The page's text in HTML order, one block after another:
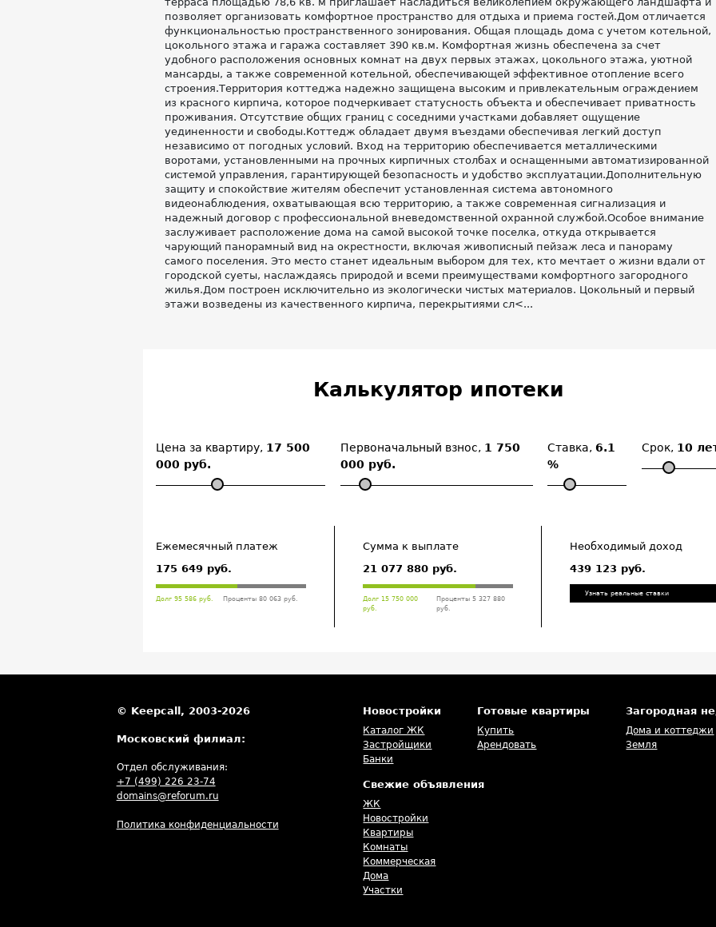
позволяет организовать комфортное пространство для отдыха и приема гостей.Дом отличается
функциональностью пространственного зонирования. Общая площадь дома с учетом котельной,
цокольного этажа и гаража составляет 390 кв.м. Комфортная жизнь обеспечена за счет
удобного расположения основных комнат на двух первых этажах, цокольного этажа, уютной
мансарды, а также современной котельной, обеспечивающей эффективное отопление всего
строения.Территория коттеджа надежно защищена высоким и привлекательным ограждением
из красного кирпича, которое подчеркивает статусность объекта и обеспечивает приватность
проживания. Отсутствие общих границ с соседними участками добавляет ощущение
уединенности и свободы.Коттедж обладает двумя въездами обеспечивая легкий доступ
независимо от погодных условий. Вход на территорию обеспечивается металлическими
воротами, установленными на прочных кирпичных столбах и оснащенными автоматизированной
системой управления, гарантирующей безопасность и удобство эксплуатации.Дополнительную
защиту и спокойствие жителям обеспечит установленная система автономного
видеонаблюдения, охватывающая всю территорию, а также современная сигнализация и
надежный договор с профессиональной вневедомственной охранной службой.Особое внимание
заслуживает расположение дома на самой высокой точке поселка, откуда открывается
чарующий панорамный вид на окрестности, включая живописный пейзаж леса и панораму
самого поселения. Это место станет идеальным выбором для тех, кто мечтает о жизни вдали от
городской суеты, наслаждаясь природой и всеми преимуществами комфортного загородного
жилья.Дом построен исключительно из экологически чистых материалов. Цокольный и первый
этажи возведены из качественного кирпича, перекрытиями сл<...
Калькулятор ипотеки
Цена за квартиру, 17 500
000 руб.
Первоначальный взнос, 1 750
000 руб.
Ставка,6.1
%
Срок, 10
Ежемесячный платеж
175 649 руб.
Долг 95 586 руб. Проценты 80 063 руб.
Сумма к выплате
21 077 880 руб.
Долг 15 750 000
руб.
Проценты 5 327 880
руб.
Необходимый доход
439 123 руб.
Узнать реальные ставки
© Keepcall, 2003-2026
Московский филиал:
Отдел обслуживания:
+7 (499) 226 23-74
domains@reforum.ru
Политика конфиденциальности
Новостройки
Каталог ЖК
Застройщики
Банки
Готовые квартиры
Купить
Арендовать
Загородная
Дома и коттеджи
Земля
Свежие объявления
ЖК
Новостройки
Квартиры
Комнаты
Коммерческая
Дома
Участки